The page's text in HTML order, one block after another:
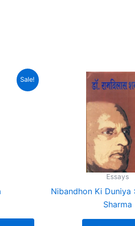
Sale!
Essays
Nibandhon Ki Duniya
Sharma